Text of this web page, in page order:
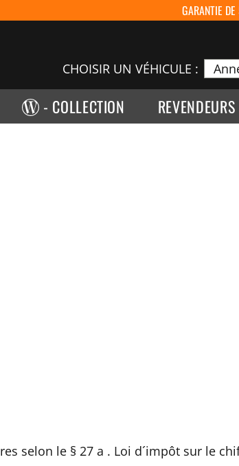
GARANTIE
CHOISIR UN VÉHICULE :
- COLLECTION REVENDEURS
selon le § 27 a . Loi d´impôt sur le